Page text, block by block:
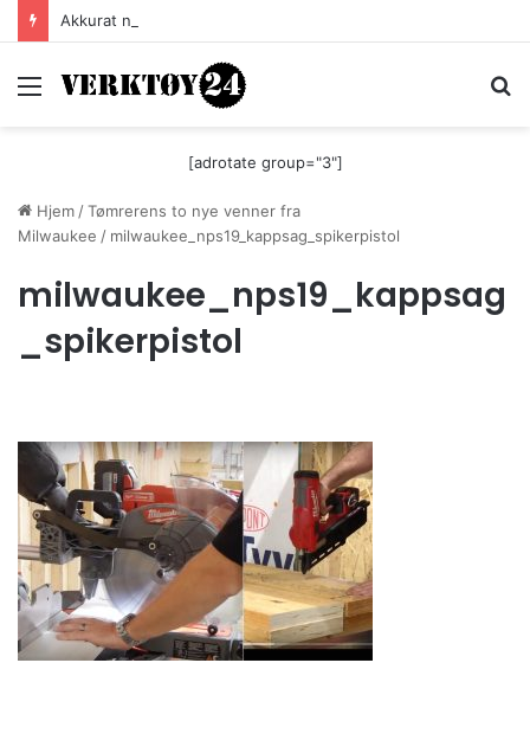
Akkurat nå er batteri-bordsaga til Festool billigere
Meny
[adrotate group="3"]
Hjem /Tømrerens to nye venner fra
Milwaukee / milwaukee_nps19_kappsag_spikerpistol
milwaukee_nps19_kappsag
_spikerpistol